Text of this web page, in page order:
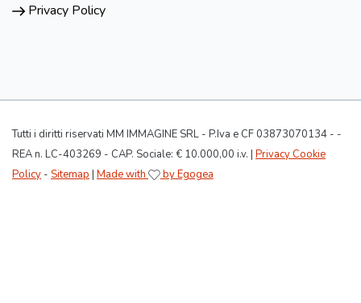
Privacy Policy
Tutti i diritti riservati MM IMMAGINE SRL - P.Iva e CF 03873070134 - -
REA n. LC-403269 - CAP. Sociale: € 10.000,00 i.v. | Privacy Cookie
Policy - Sitemap | Made with by Egogea